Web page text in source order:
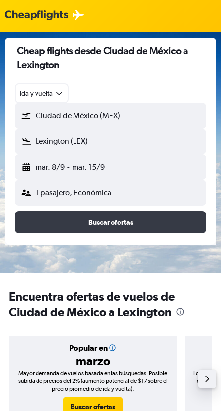
Cheap flights desde Ciudad de México a
Lexington
Ida y vuelta
Ciudad de México (MEX)
Lexington (LEX)
mar. 8/9 - mar. 15/9
1 pasajero, Económica
Buscar ofertas
Encuentra ofertas de vuelos de
Ciudad de México a Lexington
Popular en
marzo
Mayor demanda de vuelos basada en las búsquedas. Posible
subida de precios del 2% (aumento potencial de $17 sobre el
precio promedio de ida y vuelta).
Buscar ofertas
Los
de